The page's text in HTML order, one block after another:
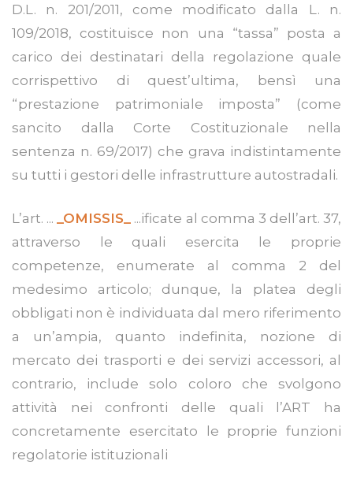
D.L. n. 201/2011, come modificato dalla L. n.
109/2018, costituisce non una “tassa” posta a
carico dei destinatari della regolazione quale
corrispettivo di quest’ultima, bensì una
“prestazione patrimoniale imposta” (come
sancito dalla Corte Costituzionale nella
sentenza n. 69/2017) che grava indistintamente
su tutti i gestori delle infrastrutture autostradali.
L’art. ... _OMISSIS_
...ificate al comma 3 dell’art. 37,
attraverso le quali esercita le proprie
competenze, enumerate al comma 2 del
medesimo articolo; dunque, la platea degli
obbligati non è individuata dal mero riferimento
a un’ampia, quanto indefinita, nozione di
mercato dei trasporti e dei servizi accessori, al
contrario, include solo coloro che svolgono
attività nei confronti delle quali l’ART ha
concretamente esercitato le proprie funzioni
regolatorie istituzionali